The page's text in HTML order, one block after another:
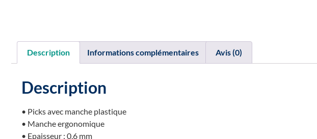
Description Informations complémentaires Avis (0)
Description
• Picks avec manche plastique
• Manche ergonomique
• Epaisseur : 0,6 mm